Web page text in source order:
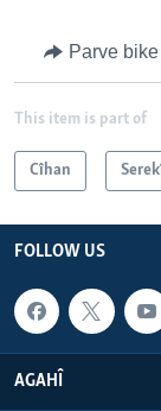
Parve bike
This item is part of
Cîhan
FOLLOW US
AGAHÎ